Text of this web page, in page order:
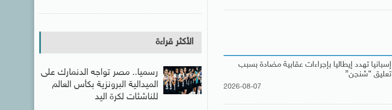
إسبانيا تهدد إيطاليا بإجراءات عقابية مضادة بسبب
تعليق “شنجن”
2026-08-07
الأكثر قراءة
رسميا.. مصر تواجه الدنمارك على
الميدالية البرونزية بكأس العالم
للناشئات لكرة اليد